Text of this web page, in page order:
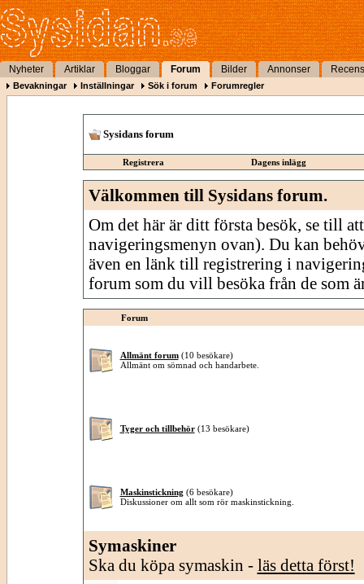
Nyheter Artiklar Bloggar Forum Bilder Annonser
Bevakningar Inställningar Sök i forum Forumregler
Sysidans forum
Registrera Dagens inlägg
Välkommen till Sysidans forum.
Om det här är ditt första besök, se till
navigeringsmenyn ovan). Du kan
även en länk till registrering i
forum som du vill besöka från de som
Forum
Allmänt forum (10 besökare)
Allmänt om sömnad och handarbete.
Tyger och tillbehör (13 besökare)
Maskinstickning (6 besökare)
Diskussioner om allt som rör maskinstickning.
Symaskiner
Ska du köpa symaskin - läs detta först!